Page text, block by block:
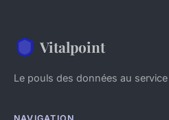
Vitalpoint
Le pouls des données au